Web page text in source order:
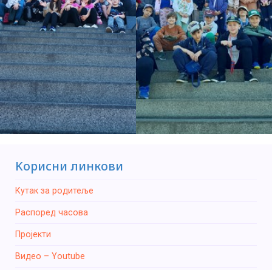
Kорисни линкови
Кутак за родитеље
Распоред часова
Пројекти
Видео – Youtube